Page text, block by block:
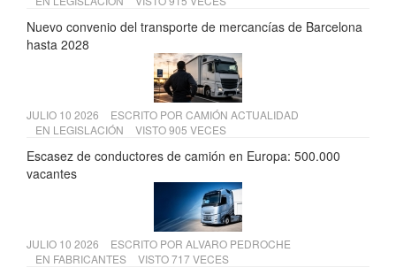
Nuevo convenio del transporte de mercancías de Barcelona
hasta 2028
JULIO 10 2026 ESCRITO POR CAMIÓN ACTUALIDAD
EN LEGISLACIÓN VISTO 905 VECES
Escasez de conductores de camión en Europa: 500.000
vacantes
JULIO 10 2026 ESCRITO POR ALVARO PEDROCHE
EN FABRICANTES VISTO 717 VECES